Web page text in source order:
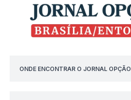
ONDE ENCONTRAR O JORNAL OPÇÃO